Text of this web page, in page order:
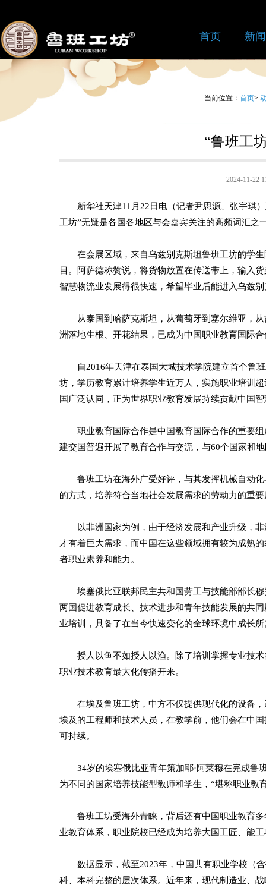
首页 新
当前位置： 首页>
“鲁班工
2024-11-22
新华社天津11月22日电（记者尹思源、张宇琪）
工坊”无疑是各国各地区与会嘉宾关注的高频词汇之
在会展区域，来自乌兹别克斯坦鲁班工坊的学生
目。阿萨德称赞说，将货物放置在传送带上，输入
智慧物流业发展得很快速，希望毕业后能进入乌兹
从泰国到哈萨克斯坦，从葡萄牙到塞尔维亚，
洲落地生根、开花结果，已成为中国职业教育国际
自2016年天津在泰国大城技术学院建立首个鲁班
坊，学历教育累计培养学生近万人，实施职业培训
国广泛认同，正为世界职业教育发展持续贡献中国
职业教育国际合作是中国教育国际合作的重要组
建交国普遍开展了教育合作与交流，与60个国家和
鲁班工坊在海外广受好评，与其发挥机械自动化
的方式，培养符合当地社会发展需求的劳动力的重
以非洲国家为例，由于经济发展和产业升级，非
才有着巨大需求，而中国在这些领域拥有较为成熟
者职业素养和能力。
埃塞俄比亚联邦民主共和国劳工与技能部部长穆
两国促进教育成长、技术进步和青年技能发展的共
业培训，具备了在当今快速变化的全球环境中成长
授人以鱼不如授人以渔。除了培训掌握专业技术
职业技术教育最大化传播开来。
在埃及鲁班工坊，中方不仅提供现代化的设备，
埃及的工程师和技术人员，在教学前，他们会在中
可持续。
34岁的埃塞俄比亚青年策加耶·阿莱穆在完成鲁
为不同的国家培养技能型教师和学生，“堪称职业教
鲁班工坊受海外青睐，背后还有中国职业教育多
业教育体系，职业院校已经成为培养大国工匠、能
数据显示，截至2023年，中国共有职业学校（含
科、本科完整的层次体系。近年来，现代制造业、